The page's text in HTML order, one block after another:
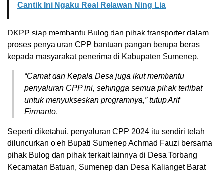
Cantik Ini Ngaku Real Relawan Ning Lia
DKPP siap membantu Bulog dan pihak transporter dalam
proses penyaluran CPP bantuan pangan berupa beras
kepada masyarakat penerima di Kabupaten Sumenep.
“Camat dan Kepala Desa juga ikut membantu
penyaluran CPP ini, sehingga semua pihak terlibat
untuk menyukseskan programnya,” tutup Arif
Firmanto.
Seperti diketahui, penyaluran CPP 2024 itu sendiri telah
diluncurkan oleh Bupati Sumenep Achmad Fauzi bersama
pihak Bulog dan pihak terkait lainnya di Desa Torbang
Kecamatan Batuan, Sumenep dan Desa Kalianget Barat